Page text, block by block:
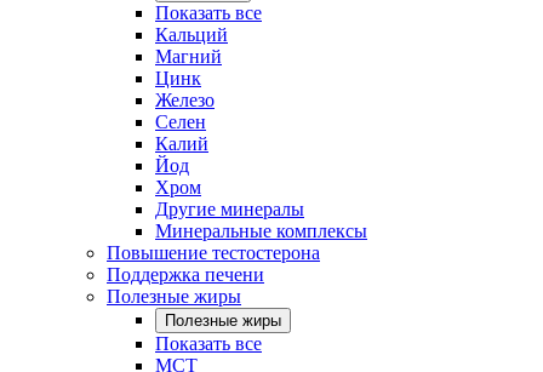
Показать все
Кальций
Магний
Цинк
Железо
Селен
Калий
Йод
Хром
Другие минералы
Минеральные комплексы
Повышение тестостерона
Поддержка печени
Полезные жиры
Полезные жиры
Показать все
MCT